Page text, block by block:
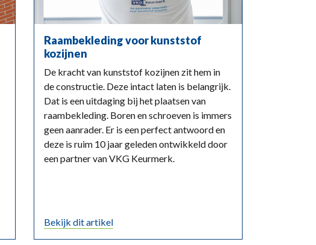
Raambekleding voor kunststof
kozijnen
De kracht van kunststof kozijnen zit hem in
de constructie. Deze intact laten is belangrijk.
Dat is een uitdaging bij het plaatsen van
raambekleding. Boren en schroeven is immers
geen aanrader. Er is een perfect antwoord en
deze is ruim 10 jaar geleden ontwikkeld door
een partner van VKG Keurmerk.
Bekijk dit artikel